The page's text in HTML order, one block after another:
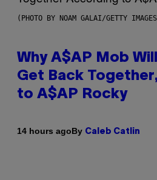
(PHOTO BY NOAM GALAI/GETTY
Why A$AP Mob
Get Back
to A$AP Rocky
14 hours agoBy Caleb Catlin